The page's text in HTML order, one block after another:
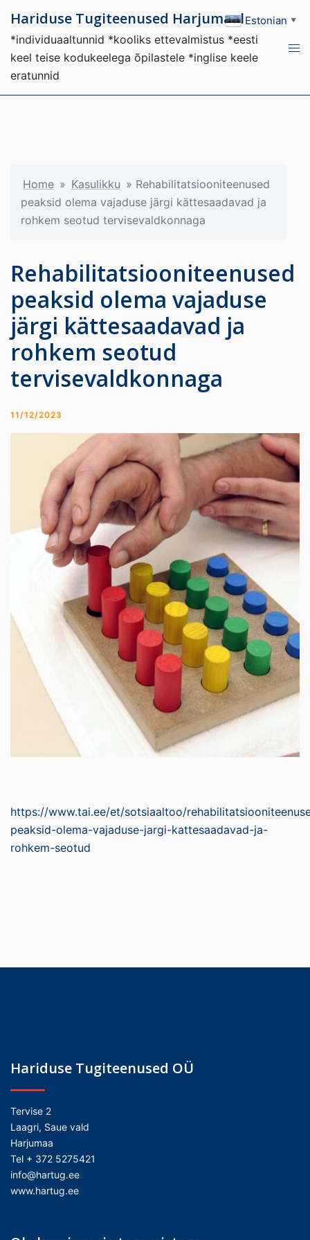
content
Hariduse Tugiteenused Harjumaal
*individuaaltunnid *kooliks ettevalmistus *eesti
keel teise kodukeelega õpilastele *inglise keele
eratunnid
Home » Kasulikku » Rehabilitatsiooniteenused
peaksid olema vajaduse järgi kättesaadavad ja
rohkem seotud tervisevaldkonnaga
Rehabilitatsiooniteenused
peaksid olema vajaduse
järgi kättesaadavad ja
rohkem seotud
tervisevaldkonnaga
11/12/2023
https://www.tai.ee/et/sotsiaaltoo/
peaksid-olema-vajaduse-jargi-kattesaadavad-ja-
rohkem-seotud
Hariduse Tugiteenused OÜ
Tervise 2
Laagri, Saue vald
Harjumaa
Tel + 372 5275421
info@hartug.ee
www.hartug.ee
Estonian ▼